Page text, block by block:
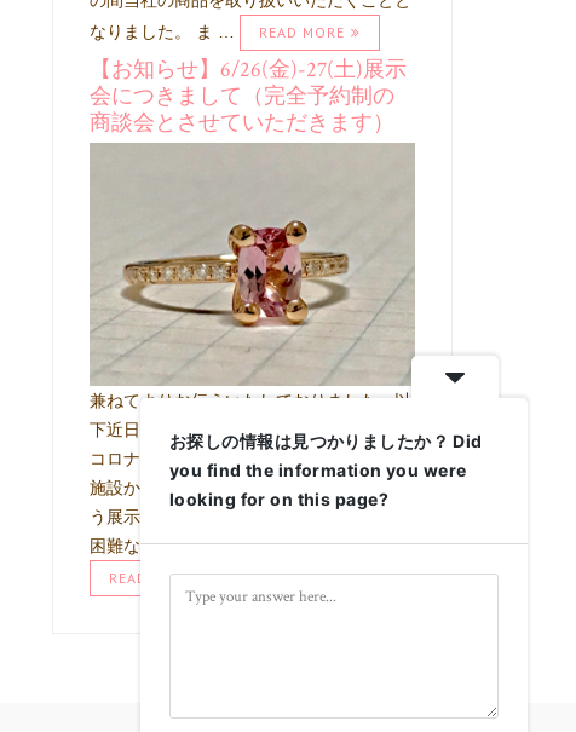
なりました。 ま …
READ MORE
【お知らせ】6/26(金)-27(土)展示
会につきまして（完全予約制の
商談会とさせていただきます）
兼ねてよりお伝えいたしておりました、以
下近日の展示会につきまして 直近の新型
コロナウイルス感染症の状況により、当該
施設からの指示により 積極的な集客を伴
う展示会という形でイベントを行うことが
困難な状況と なり、完全予約性 …
READ MORE
お探しの情報は見つかりましたか？ Did
you find the information you were
looking for on this page?